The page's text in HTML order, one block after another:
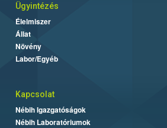
Ügyintézés
Élelmiszer
Állat
Növény
Labor/Egyéb
Kapcsolat
Nébih Igazgatóságok
Nébih Laboratóriumok